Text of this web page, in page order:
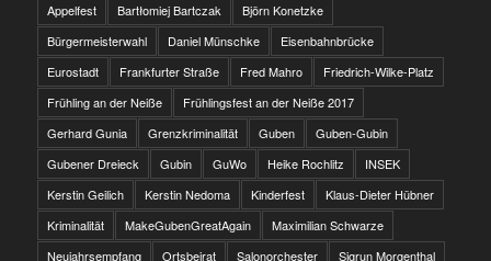
Appelfest
Bartłomiej Bartczak
Björn Konetzke
Bürgermeisterwahl
Daniel Münschke
Eisenbahnbrücke
Eurostadt
Frankfurter Straße Fred Mahro
Friedrich-Wilke-Platz
Frühling an der Neiße
Frühlingsfest an der Neiße 2017
Gerhard Gunia
Grenzkriminalität Guben
Guben-Gubin
Gubener Dreieck
Gubin GuWo Heike Rochlitz
INSEK
Kerstin Geilich
Kerstin Nedoma Kinderfest
Klaus-Dieter Hübner
Kriminalität
MakeGubenGreatAgain
Maximilian Schwarze
Neujahrsempfang
Ortsbeirat Salonorchester
Sigrun Morgenthal